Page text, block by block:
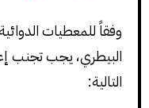
وفقاً للمعطيات
البيطري، يجب تجنب
التالية: